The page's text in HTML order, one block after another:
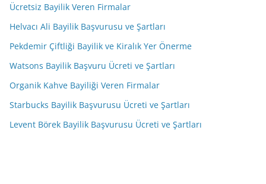
Ücretsiz Bayilik Veren Firmalar
Helvacı Ali Bayilik Başvurusu ve Şartları
Pekdemir Çiftliği Bayilik ve Kiralık Yer Önerme
Watsons Bayilik Başvuru Ücreti ve Şartları
Organik Kahve Bayiliği Veren Firmalar
Starbucks Bayilik Başvurusu Ücreti ve Şartları
Levent Börek Bayilik Başvurusu Ücreti ve Şartları